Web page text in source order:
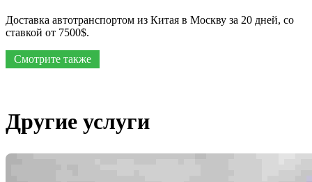
Доставка автотранспортом из Китая в Москву за 20 дней, со
ставкой от 7500$.
Смотрите также
Другие услуги